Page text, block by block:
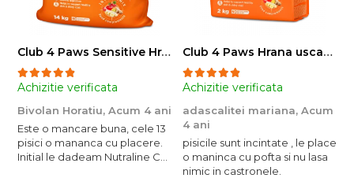
Club 4 Paws Sensitive Hrana uscata pisici adulte, 14kg
Achizitie verificata
Bivolan Horatiu, Acum 4 ani
Este o mancare buna, cele 13
pisici o mananca cu placere.
Initial le dadeam Nutraline Cat
Club 4 Paws Hrana uscata pisici sterilizate, 2kg
Achizitie verificata
adascalitei mariana, Acum
4 ani
pisicile sunt incintate , le place
o maninca cu pofta si nu lasa
nimic in castronele.